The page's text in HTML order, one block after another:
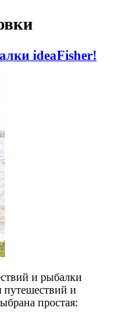
ideaFisher!
и рыбалки
путешествий и
простая: